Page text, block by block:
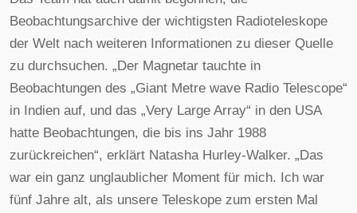
Beobachtungsarchive der wichtigsten Radioteleskope
der Welt nach weiteren Informationen zu dieser Quelle
zu durchsuchen. „Der Magnetar tauchte in
Beobachtungen des „Giant Metre wave Radio Telescope“
in Indien auf, und das „Very Large Array“ in den USA
hatte Beobachtungen, die bis ins Jahr 1988
zurückreichen“, erklärt Natasha Hurley-Walker. „Das
war ein ganz unglaublicher Moment für mich. Ich war
fünf Jahre alt, als unsere Teleskope zum ersten Mal